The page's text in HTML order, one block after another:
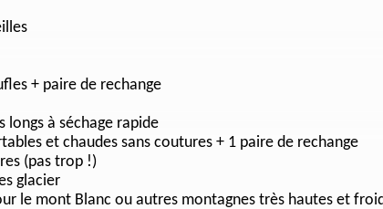
+ paire de rechange
longs à séchage rapide
et chaudes sans coutures + 1 paire de rechange
(pas trop !)
glacier
le mont Blanc ou autres montagnes très hautes et